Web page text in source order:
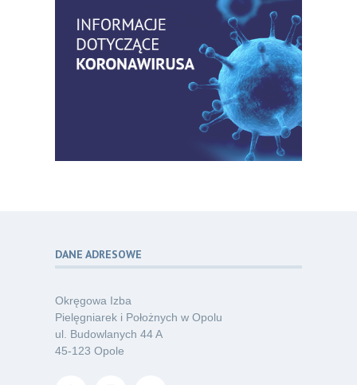
w dostępie naczyniowym
Kategoria:Szkolenia
06
Zaproszenie na Ogólnopolską
Konferencję Naukową „Terminologia
w pielęgniarstwie – komunikacja,
standaryzacja, praktyka”
06
Poza sezonem, poza schematem –
o nowym spojrzeniu na profilaktykę
03
Oferta pracy – pielęgniarka/pielęgniarz
DANE ADRESOWE
Okręgowa Izba
Pielęgniarek i Położnych w Opolu
ul. Budowlanych 44 A
45-123 Opole